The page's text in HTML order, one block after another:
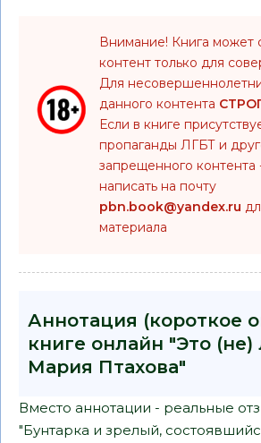
Внимание! Книга может
контент только для
Для
данного контента
Если в книге
пропаганды ЛГБТ и
запрещенного контента
написать на почту
pbn.book@yandex.ru
материала
Аннотация (короткое
книге онлайн "Это (не)
Мария Птахова"
Вместо аннотации - реальные
"Бунтарка и зрелый,